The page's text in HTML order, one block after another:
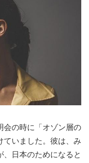
会の時に「オゾン層の
ていました。彼は、み
、日本のためになると